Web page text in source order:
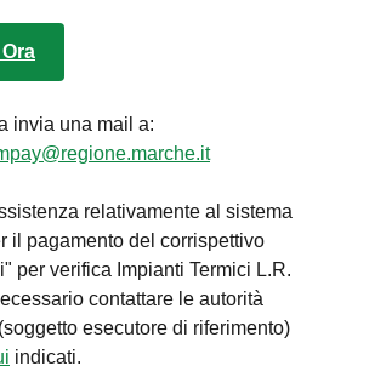
invia una mail a:
relativamente al sistema
il pagamento del corrispettivo
per verifica Impianti Termici L.R.
contattare le autorità
esecutore di riferimento)
indicati.